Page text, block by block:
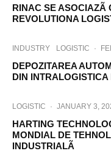
RINAC SE ASOCIAZÃ
REVOLUTIONA
INDUSTRY LOGISTIC ·
DEPOZITAREA
DIN INTRALOGISTICA
LOGISTIC · JANUARY 3,
HARTING
MONDIAL DE
INDUSTRIALÃ